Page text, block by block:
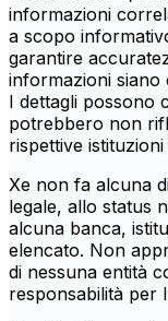
informazioni
a scopo
garantire
informazioni siano
I dettagli possono
potrebbero non
rispettive
Xe non fa alcuna
legale, allo status
alcuna banca,
elencato. Non
di nessuna entità
responsabilità per